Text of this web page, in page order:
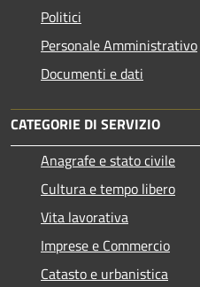
Politici
Personale Amministrativo
Documenti e dati
CATEGORIE DI SERVIZIO
Anagrafe e stato civile
Cultura e tempo libero
Vita lavorativa
Imprese e Commercio
Catasto e urbanistica